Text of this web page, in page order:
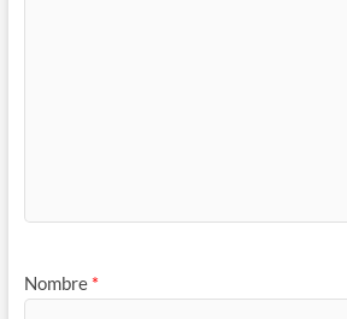
Nombre *